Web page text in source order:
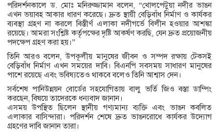
পরিদর্শনকালে ড. মোঃ মনিরুজ্জামান বলেন, “খোলপেটুয়া নদীর ভাঙন
এখন ভয়াবহ আকার ধারণ করেছে। দ্রুত স্থায়ী বেড়িবাঁধ নির্মাণ ও কার্যকর
ব্যবস্থা গ্রহণ না করলে বিস্তীর্ণ এলাকা নদীগর্ভে বিলীন হওয়ার আশঙ্কা
রয়েছে। আমরা সংশ্লিষ্ট কর্তৃপক্ষের দৃষ্টি আকর্ষণ করছি, যেন দ্রুত প্রয়োজনীয়
পদক্ষেপ গ্রহণ করা হয়।”
তিনি আরও বলেন, উপকূলীয় মানুষের জীবন ও সম্পদ রক্ষায় টেকসই
বেড়িবাঁধ নির্মাণ এখন সময়ের দাবি। বিএনপি সবসময় সাধারণ মানুষের
পাশে রয়েছে এবং ভবিষ্যতেও থাকবে বলেও তিনি আশ্বাস দেন।
সর্বশেষ পানিউন্নয়ন বোর্ডের সহযোগিতায় বালু ভর্তি জিও বস্তা ডাম্পিং
করছেন, বিষয়ে তাদেরকে ধন্যবাদ জানান।
এসময় উপস্থিত ছিলেন স্থানীয় গণ্যমান্য ব্যক্তি এবং ভাঙন কবলিত
এলাকার বাসিন্দারা। পরিদর্শন শেষে দ্রুত ভাঙনরোধে কার্যকর উদ্যোগ
গ্রহণের দাবি জানান তারা।